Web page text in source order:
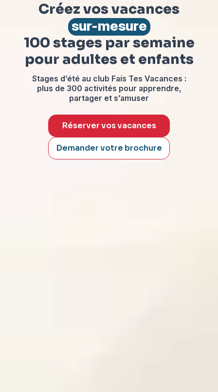
Créez vos vacances
sur-mesure
100 stages par semaine
pour adultes et enfants
Stages d’été au club Fais Tes Vacances :
plus de 300 activités pour apprendre,
partager et s’amuser
Réserver vos vacances
Demander votre brochure